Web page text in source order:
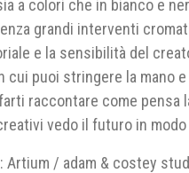
a colori che in bianco e
grandi interventi
e la sensibilità del
cui puoi stringere la mano
raccontare come pensa
vedo il futuro in
Artium / adam & costey